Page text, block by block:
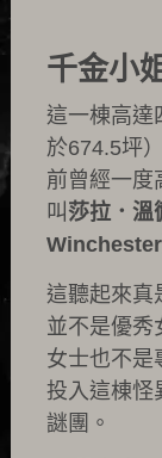
千金小
這一棟高達
於674.5坪
前曾經一
叫 莎拉．
Winchester
這聽起來真
並不是優秀
女士也不是
投入這棟怪
謎團。